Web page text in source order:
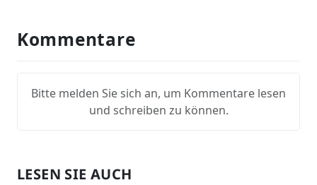
Kommentare
Bitte melden Sie sich an, um Kommentare lesen
und schreiben zu können.
LESEN SIE AUCH